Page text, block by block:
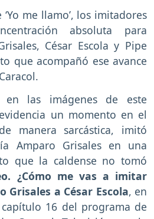
me llamo’, los imitadores
absoluta para
César Escola y Pipe
que acompañó ese avance
las imágenes de este
un momento en el
manera sarcástica, imitó
Amparo Grisales en una
que la caldense no tomó
¿Cómo me vas a imitar
Grisales a César Escola, en
16 del programa de